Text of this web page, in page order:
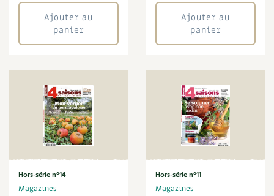
Ajouter au
panier
Ajouter au
panier
Hors-série n°14
Magazines
Hors-série n°11
Magazines